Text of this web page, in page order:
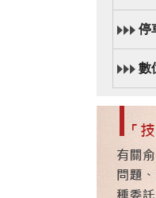
停
數